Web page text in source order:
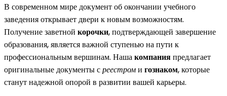
В современном мире документ об окончании учебного
заведения открывает двери к новым возможностям.
Получение заветной корочки, подтверждающей завершение
образования, является важной ступенью на пути к
профессиональным вершинам. Нашакомпанияпредлагает
оригинальные документы среестроми гознаком, которые
станут надежной опорой в развитии вашей карьеры.